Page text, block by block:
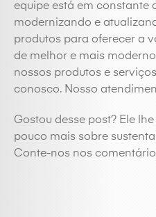
equipe está em constante
modernizando e
produtos para oferecer a
de melhor e mais
nossos produtos e
conosco. Nosso
Gostou desse post? Ele
pouco mais sobre
Conte-nos nos